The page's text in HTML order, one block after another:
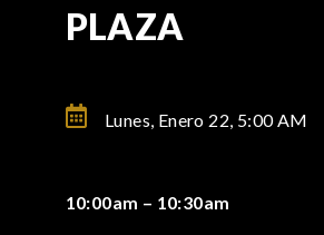
PLAZA
Lunes, Enero 22, 5:00 AM
10:00am – 10:30am